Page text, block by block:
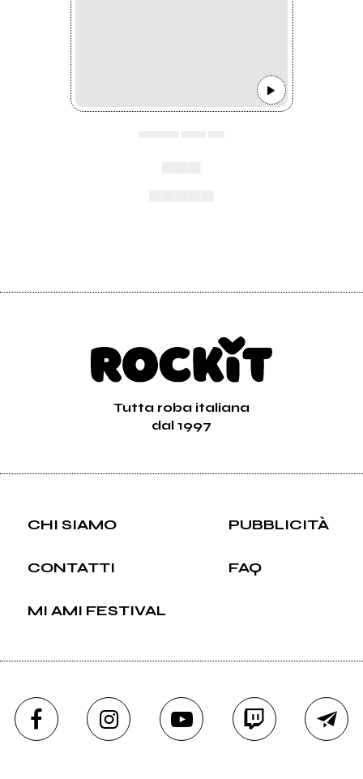
Tutta roba italiana
dal 1997
CHI SIAMO PUBBLICITÀ
CONTATTI FAQ
MI AMI FESTIVAL